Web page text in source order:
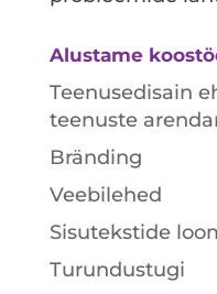
Alustame
Teenusedisain
teenuste
Bränding
Veebilehed
Sisutekstide
Turundustugi